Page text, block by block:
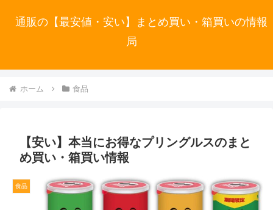
通販の【最安値・安い】まとめ買い・箱買いの情報
局
ホーム 食品
【安い】本当にお得なプリングルスのまと
め買い・箱買い情報
食品